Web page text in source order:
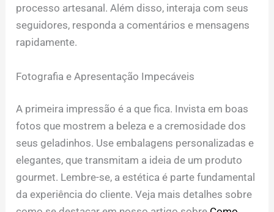
processo artesanal. Além disso, interaja com seus
seguidores, responda a comentários e mensagens
rapidamente.
Fotografia e Apresentação Impecáveis
A primeira impressão é a que fica. Invista em boas
fotos que mostrem a beleza e a cremosidade dos
seus geladinhos. Use embalagens personalizadas e
elegantes, que transmitam a ideia de um produto
gourmet. Lembre-se, a estética é parte fundamental
da experiência do cliente. Veja mais detalhes sobre